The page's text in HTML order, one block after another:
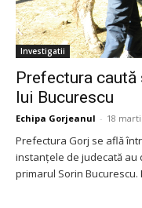
Investigatii
Prefectura
lui Bucurescu
Echipa Gorjeanul - 18
Prefectura Gorj se află
instanțele de judecată au
primarul Sorin Bucurescu.